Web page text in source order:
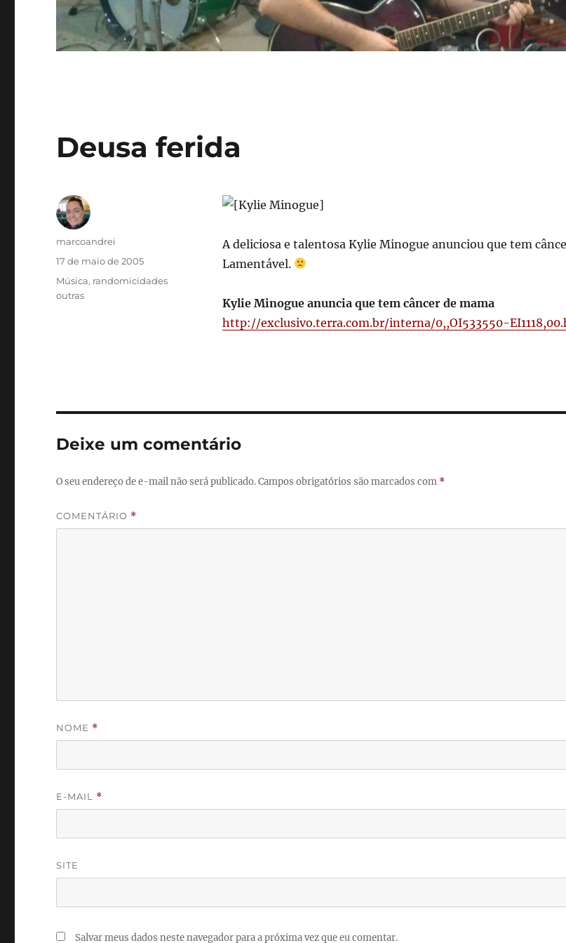
Deusa ferida
A deliciosa e talentosa Kylie Minogue anunciou que tem
Lamentável.
Kylie Minogue anuncia que tem câncer de mama
http://exclusivo.terra.com.br/interna/0,,OI533550-
Autor
marcoandrei
Publicado
em
17 de maio de 2005
Categorias
Música, randomicidades
outras
Deixe um comentário
O seu endereço de e-mail não será publicado.Campos obrigatórios são marcados com *
COMENTÁRIO *
NOME *
E-MAIL *
SITE
Salvar meus dados neste navegador para a próxima vez que eu comentar.